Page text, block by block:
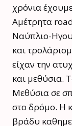
χρόνια έχουμε
Αμέτρητα
Ναύπλιο-
και
είχαν την
και μεθύσια.
Μεθύσια σε
στο δρόμο. Η
βράδυ